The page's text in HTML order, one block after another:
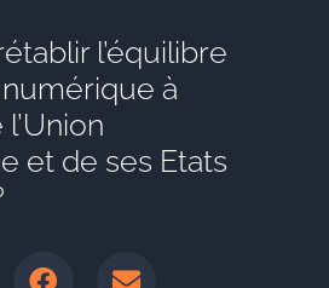
l’équilibre
à
et de ses Etats